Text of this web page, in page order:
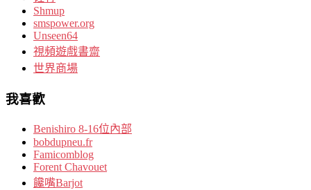
Shmup
smspower.org
Unseen64
視頻遊戲書齋
世界商場
我喜歡
Benishiro 8-16位內部
bobdupneu.fr
Famicomblog
Forent Chavouet
饞嘴Barjot